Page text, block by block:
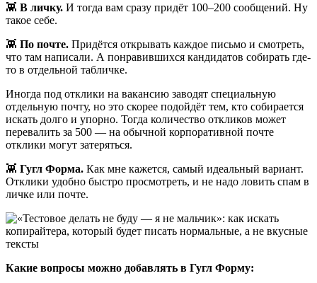
👾 В личку. И тогда вам сразу придёт 100–200 сообщений. Ну
такое себе.
👾 По почте. Придётся открывать каждое письмо и смотреть,
что там написали. А понравившихся кандидатов собирать где-
то в отдельной табличке.
Иногда под отклики на вакансию заводят специальную
отдельную почту, но это скорее подойдёт тем, кто собирается
искать долго и упорно. Тогда количество откликов может
перевалить за 500 — на обычной корпоративной почте
отклики могут затеряться.
👾 Гугл Форма. Как мне кажется, самый идеальный вариант.
Отклики удобно быстро просмотреть, и не надо ловить спам в
личке или почте.
Какие вопросы можно добавлять в Гугл Форму: